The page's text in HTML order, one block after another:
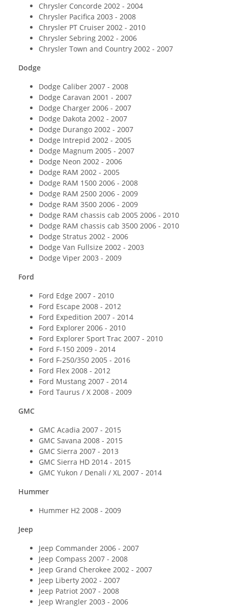
Chrysler Concorde 2002 - 2004
Chrysler Pacifica 2003 - 2008
Chrysler PT Cruiser 2002 - 2010
Chrysler Sebring 2002 - 2006
Chrysler Town and Country 2002 - 2007
Dodge
Dodge Caliber 2007 - 2008
Dodge Caravan 2001 - 2007
Dodge Charger 2006 - 2007
Dodge Dakota 2002 - 2007
Dodge Durango 2002 - 2007
Dodge Intrepid 2002 - 2005
Dodge Magnum 2005 - 2007
Dodge Neon 2002 - 2006
Dodge RAM 2002 - 2005
Dodge RAM 1500 2006 - 2008
Dodge RAM 2500 2006 - 2009
Dodge RAM 3500 2006 - 2009
Dodge RAM chassis cab 2005 2006 - 2010
Dodge RAM chassis cab 3500 2006 - 2010
Dodge Stratus 2002 - 2006
Dodge Van Fullsize 2002 - 2003
Dodge Viper 2003 - 2009
Ford
Ford Edge 2007 - 2010
Ford Escape 2008 - 2012
Ford Expedition 2007 - 2014
Ford Explorer 2006 - 2010
Ford Explorer Sport Trac 2007 - 2010
Ford F-150 2009 - 2014
Ford F-250/350 2005 - 2016
Ford Flex 2008 - 2012
Ford Mustang 2007 - 2014
Ford Taurus / X 2008 - 2009
GMC
GMC Acadia 2007 - 2015
GMC Savana 2008 - 2015
GMC Sierra 2007 - 2013
GMC Sierra HD 2014 - 2015
GMC Yukon / Denali / XL 2007 - 2014
Hummer
Hummer H2 2008 - 2009
Jeep
Jeep Commander 2006 - 2007
Jeep Compass 2007 - 2008
Jeep Grand Cherokee 2002 - 2007
Jeep Liberty 2002 - 2007
Jeep Patriot 2007 - 2008
Jeep Wrangler 2003 - 2006